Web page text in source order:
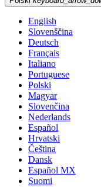
English
Slovenščina
Deutsch
Français
Italiano
Portuguese
Polski
Magyar
Slovenčina
Nederlands
Español
Hrvatski
Čeština
Dansk
Español MX
Suomi